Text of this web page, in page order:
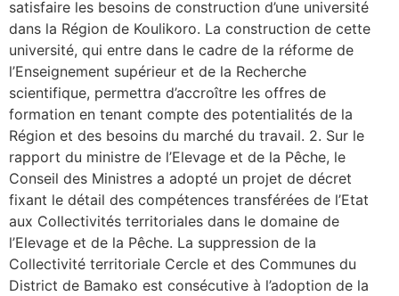
satisfaire les besoins de construction d’une université
dans la Région de Koulikoro. La construction de cette
université, qui entre dans le cadre de la réforme de
l’Enseignement supérieur et de la Recherche
scientifique, permettra d’accroître les offres de
formation en tenant compte des potentialités de la
Région et des besoins du marché du travail. 2. Sur le
rapport du ministre de l’Elevage et de la Pêche, le
Conseil des Ministres a adopté un projet de décret
fixant le détail des compétences transférées de l’Etat
aux Collectivités territoriales dans le domaine de
l’Elevage et de la Pêche. La suppression de la
Collectivité territoriale Cercle et des Communes du
District de Bamako est consécutive à l’adoption de la